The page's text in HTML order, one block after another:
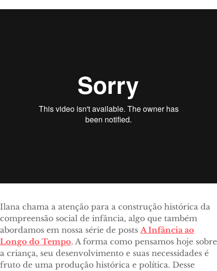
Ilana chama a atenção para a construção histórica da
compreensão social de infância, algo que também
abordamos em nossa série de postsA Infância ao
Longo do Tempo. A forma como pensamos hoje sobre
a criança, seu desenvolvimento e suas necessidades é
fruto de uma produção histórica e política. Desse